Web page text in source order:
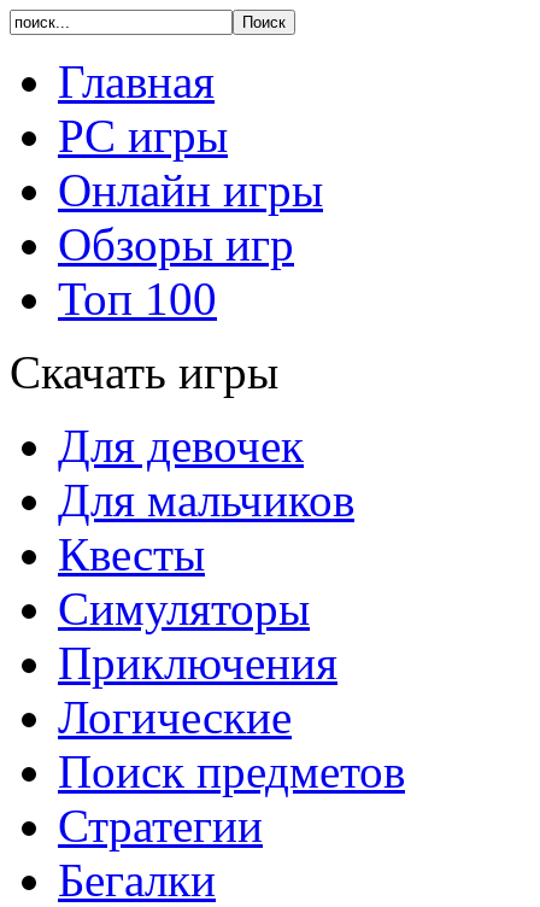
Главная
PC игры
Онлайн игры
Обзоры игр
Топ 100
Скачать игры
Для девочек
Для мальчиков
Квесты
Симуляторы
Приключения
Логические
Поиск предметов
Стратегии
Бегалки